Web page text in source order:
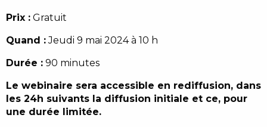
Prix : Gratuit
Quand :Jeudi 9 mai 2024 à 10 h
Durée : 90 minutes
Le webinaire sera accessible en rediffusion, dans
les 24h suivants la diffusion initiale et ce, pour
une durée limitée.